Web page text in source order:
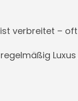
verbreitet –